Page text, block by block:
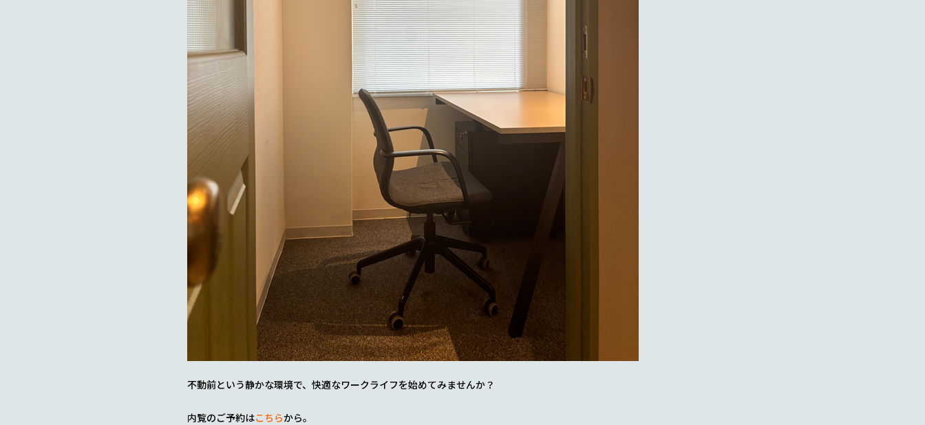
不動前という静かな環境で、快適なワークライフを始めてみませんか？
内覧のご予約はこちらから。